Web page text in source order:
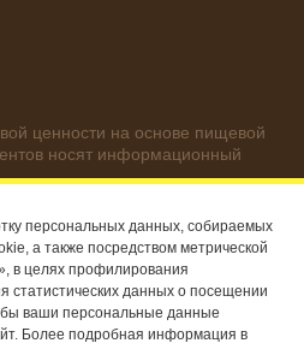
ценности на основе пищевой
носят информационный
права защищены
Société des Produits Nestlé S.A.
персональных данных, собираемых
а также посредством метрической
в целях профилирования
статистических данных о посещении
ваши персональные данные
Более подробная информация в